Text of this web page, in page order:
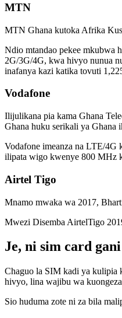
MTN
MTN Ghana kutoka Afrika
Ndio mtandao pekee mkubwa
2G/3G/4G, kwa hivyo nunua
inafanya kazi katika tovuti
Vodafone
Ilijulikana pia kama Ghana
Ghana huku serikali ya Ghana
Vodafone imeanza na LTE/4G
ilipata wigo kwenye 800 MHz
Airtel Tigo
Mnamo mwaka wa 2017,
Mwezi Disemba AirtelTigo
Je, ni sim card
Chaguo la SIM kadi ya kulipia
hivyo, lina wajibu wa
Sio huduma zote ni za bila